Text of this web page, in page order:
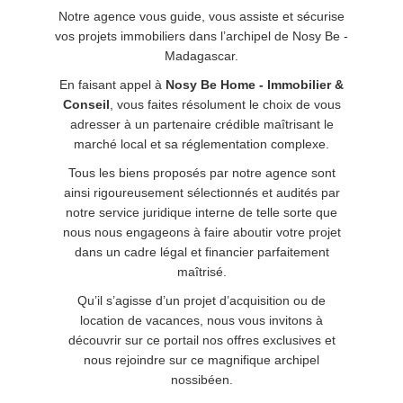
Notre agence vous guide, vous assiste et sécurise
vos projets immobiliers dans l’archipel de Nosy Be -
Madagascar.
En faisant appel à Nosy Be Home - Immobilier &
Conseil , vous faites résolument le choix de vous
adresser à un partenaire crédible maîtrisant le
marché local et sa réglementation complexe.
Tous les biens proposés par notre agence sont
ainsi rigoureusement sélectionnés et audités par
notre service juridique interne de telle sorte que
nous nous engageons à faire aboutir votre projet
dans un cadre légal et financier parfaitement
maîtrisé.
Qu’il s’agisse d’un projet d’acquisition ou de
location de vacances, nous vous invitons à
découvrir sur ce portail nos offres exclusives et
nous rejoindre sur ce magnifique archipel
nossibéen.